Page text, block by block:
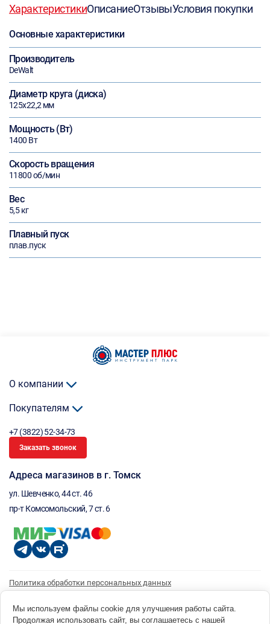
ХарактеристикиОписаниеОтзывыУсловия покупки
Основные характеристики
Производитель
DeWalt
Диаметр круга (диска)
125х22,2 мм
Мощность (Вт)
1400 Вт
Скорость вращения
11800 об/мин
Вес
5,5 кг
Плавный пуск
плав.пуск
О компании
Покупателям
+7 (3822) 52-34-73
Заказать звонок
Адреса магазинов в г. Томск
ул. Шевченко, 44 ст. 46
пр-т Комсомольский, 7 ст. 6
Политика обработки персональных данных
Согласие на получение рассылки
Мы используем файлы cookie для улучшения работы сайта.
Продолжая использовать сайт, вы соглашаетесь с нашей